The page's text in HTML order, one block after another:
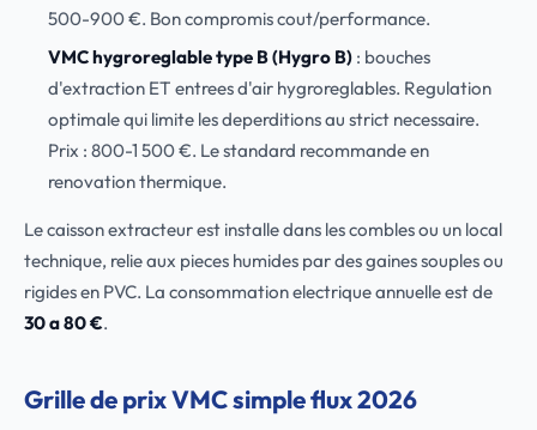
500-900 €. Bon compromis cout/performance.
VMC hygroreglable type B (Hygro B): bouches
d'extraction ET entrees d'air hygroreglables. Regulation
optimale qui limite les deperditions au strict necessaire.
Prix : 800-1 500 €. Le standard recommande en
renovation thermique.
Le caisson extracteur est installe dans les combles ou un local
technique, relie aux pieces humides par des gaines souples ou
rigides en PVC. La consommation electrique annuelle est de
30 a 80 €.
Grille de prix VMC simple flux 2026